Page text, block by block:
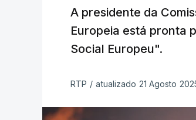
A presidente da
Europeia está pronta
Social Europeu".
RTP / atualizado 21 Agosto